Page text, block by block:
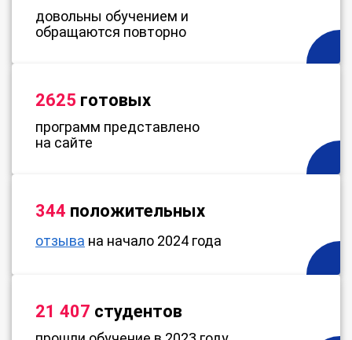
довольны обучением и
обращаются повторно
2625 готовых
программ представлено
на сайте
344 положительных
отзыва на начало 2024 года
21 407 студентов